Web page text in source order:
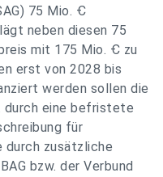
75 Mio. Ꞓ
neben diesen 75
mit 175 Mio. Ꞓ zu
erst von 2028 bis
werden sollen die
durch eine befristete
für
durch zusätzliche
bzw. der Verbund